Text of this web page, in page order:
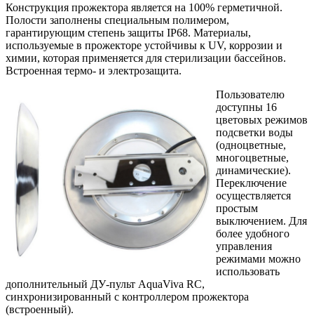
Конструкция прожектора является на 100% герметичной.
Полости заполнены специальным полимером,
гарантирующим степень защиты IP68. Материалы,
используемые в прожекторе устойчивы к UV, коррозии и
химии, которая применяется для стерилизации бассейнов.
Встроенная термо- и электрозащита.
Пользователю
доступны 16
цветовых режимов
подсветки воды
(одноцветные,
многоцветные,
динамические).
Переключение
осуществляется
простым
выключением. Для
более удобного
управления
режимами можно
использовать
дополнительный ДУ-пульт AquaViva RC,
синхронизированный с контроллером прожектора
(встроенный).